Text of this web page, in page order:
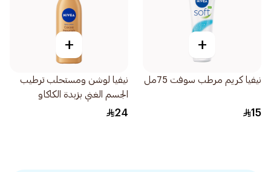
+
نيفيا كريم مرطب سوفت 75مل
15
+
نيفيا لوشن ومستحلب ترطيب
الجسم الغني بزبدة الكاكاو
250مل
24